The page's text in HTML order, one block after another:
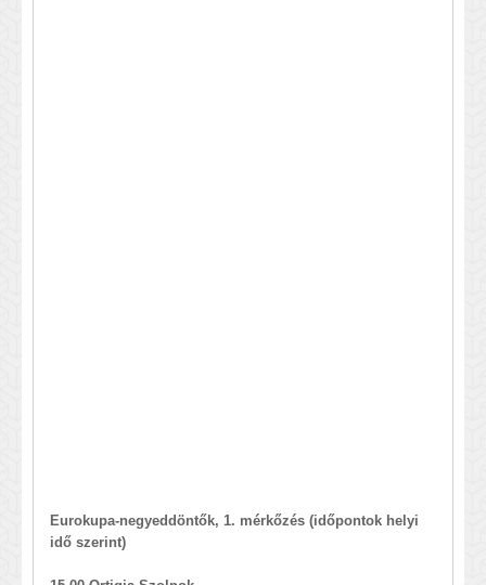
Eurokupa-negyeddöntők, 1. mérkőzés (időpontok helyi
idő szerint)